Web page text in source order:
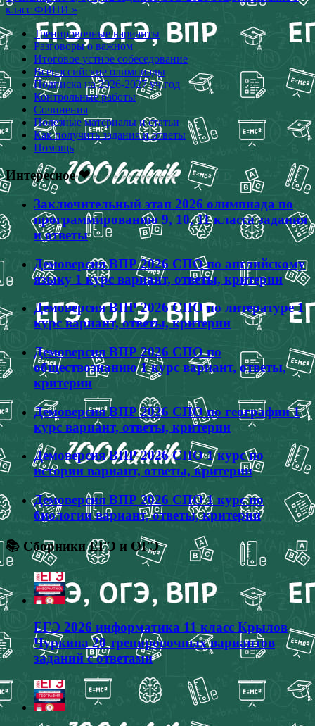
записям
класс ФИПИ »
Тренировочные варианты
Разговоры о важном
Итоговое устное собеседование
Всероссийские олимпиады
Подписка на 2026-2027 уч.год
Контрольные работы
Сочинения
Полезные материалы и статьи
Как получить задания и ответы
Помощь
Интересное ❤
Заключительный этап 2026 олимпиада по
программированию 9, 10, 11 класса задания
и ответы
Демоверсия ВПР 2026 СПО по английскому
языку 1 курс вариант, ответы, критерии
Демоверсия ВПР 2026 СПО по литературе 1
курс вариант, ответы, критерии
Демоверсия ВПР 2026 СПО по
обществознанию 1 курс вариант, ответы,
критерии
Демоверсия ВПР 2026 СПО по географии 1
курс вариант, ответы, критерии
Демоверсия ВПР 2026 СПО 1 курс по
истории вариант, ответы, критерии
Демоверсия ВПР 2026 СПО 1 курс по
биологии вариант, ответы, критерии
📚 Сборники ЕГЭ и ОГЭ
ЕГЭ 2026 информатика 11 класс Крылов
Чуркина 20 тренировочных вариантов
заданий с ответами